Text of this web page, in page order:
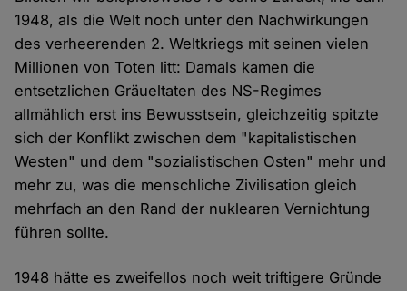
1948, als die Welt noch unter den Nachwirkungen
des verheerenden 2. Weltkriegs mit seinen vielen
Millionen von Toten litt: Damals kamen die
entsetzlichen Gräueltaten des NS-Regimes
allmählich erst ins Bewusstsein, gleichzeitig spitzte
sich der Konflikt zwischen dem "kapitalistischen
Westen" und dem "sozialistischen Osten" mehr und
mehr zu, was die menschliche Zivilisation gleich
mehrfach an den Rand der nuklearen Vernichtung
führen sollte.
1948 hätte es zweifellos noch weit triftigere Gründe